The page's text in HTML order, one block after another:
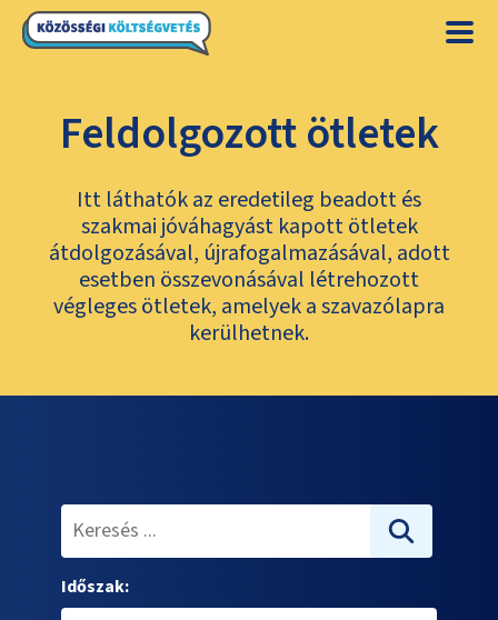
Feldolgozott ötletek
Itt láthatók az eredetileg beadott és
szakmai jóváhagyást kapott ötletek
átdolgozásával, újrafogalmazásával, adott
esetben összevonásával létrehozott
végleges ötletek, amelyek a szavazólapra
kerülhetnek.
Időszak: